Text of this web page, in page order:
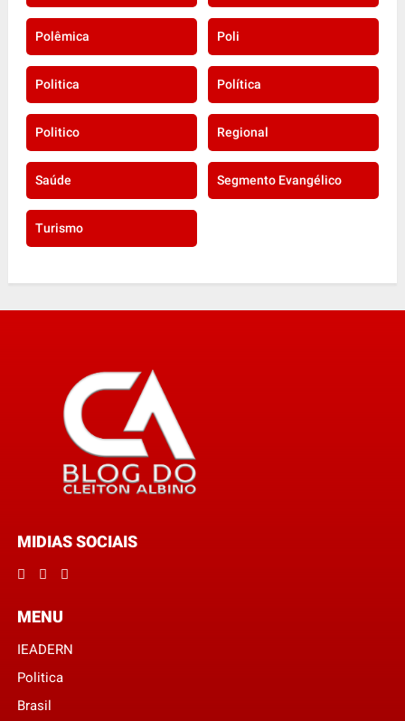
Polêmica Poli
Politica Política
Politico Regional
Saúde Segmento Evangélico
Turismo
MIDIAS SOCIAIS
MENU
IEADERN
Politica
Brasil